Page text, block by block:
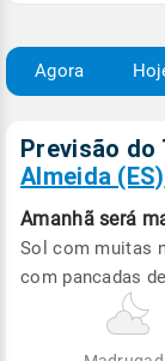
Agora
Previsão do
Almeida (ES)
Amanhã será
Sol com muitas
com pancadas